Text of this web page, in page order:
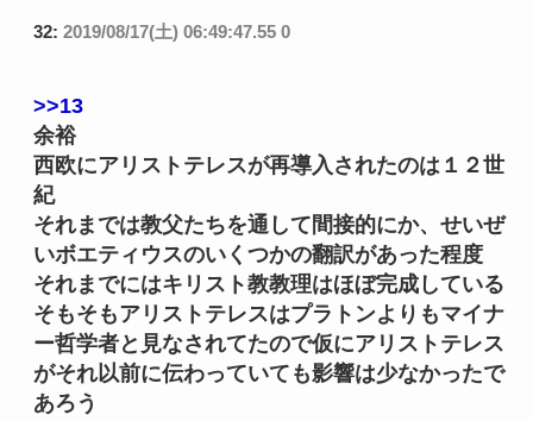
32: 2019/08/17(土) 06:49:47.55 0
>>13
余裕
西欧にアリストテレスが再導入されたのは１２世
紀
それまでは教父たちを通して間接的にか、せいぜ
いボエティウスのいくつかの翻訳があった程度
それまでにはキリスト教教理はほぼ完成している
そもそもアリストテレスはプラトンよりもマイナ
ー哲学者と見なされてたので仮にアリストテレス
がそれ以前に伝わっていても影響は少なかったで
あろう